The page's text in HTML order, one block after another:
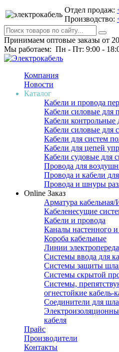
Отдел продаж:
Производство:
Принимаем оптовые заказы от
Мы работаем: Пн - Пт: 9:00 -
Компания
Новости
Каталог
Кабели и провода
Кабели силовые для
Кабели контрольные
Кабели силовые для
Кабели для систем
Кабели для цепей
Кабели судовые для
Провода для
Провода и кабели
Провода и шнуры
Online Заказ
Арматура
Кабеленесущие
Кабели и провода
Каналы настенного
Короба кабельные
Линии
Системы ввода для
Системы защиты
Системы скрытой
Системы,
огнестойкие кабель-
Соединители для
кабеля
Прайс
Производители
Контакты